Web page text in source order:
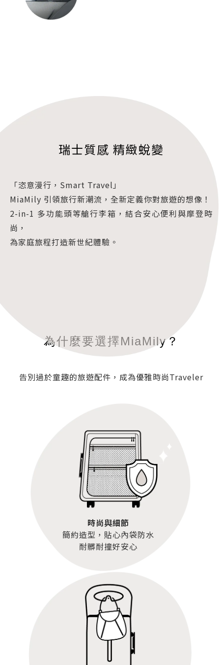
瑞士質感 精緻蛻變
「恣意漫行，Smart Travel」
MiaMily 引領旅行新潮流，全新定義你對旅遊的想像！
2-in-1 多功能頭等艙行李箱，結合安心便利與摩登時
尚，
為家庭旅程打造新世紀體驗。
為什麼要選擇MiaMily？
告別過於童趣的旅遊配件，成為優雅時尚Traveler
時尚與細節
簡約造型，貼心內袋防水
耐髒耐撞好安心